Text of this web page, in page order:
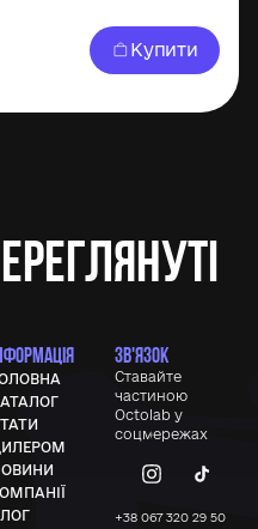
Купити
ЗВ'ЯЗОК
Ставайте
частиною
Octolab у
соцмережах
+38 067 320 29 50